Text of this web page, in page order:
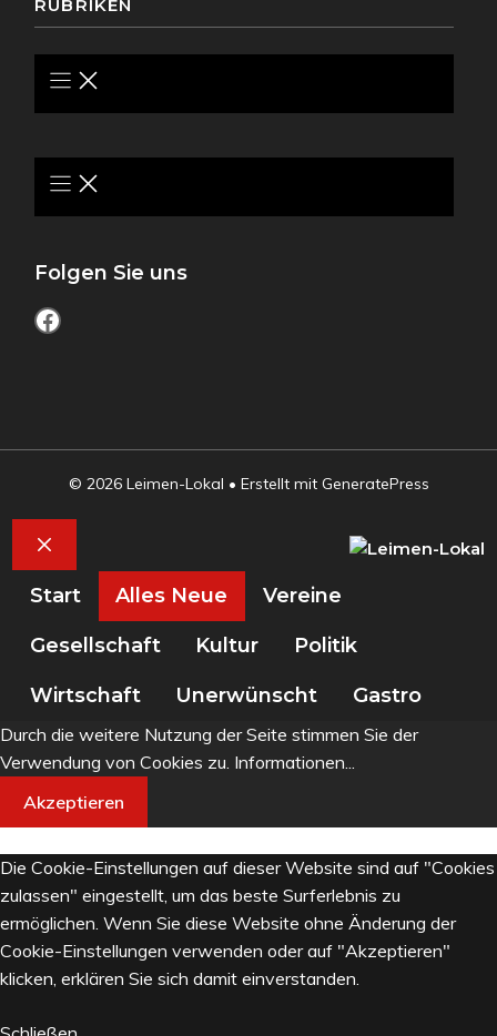
RUBRIKEN
Folgen Sie uns
Facebook
© 2026 Leimen-Lokal • Erstellt mit GeneratePress
Schließen
Start Alles Neue Vereine
Gesellschaft Kultur Politik
Wirtschaft Unerwünscht Gastro
Durch die weitere Nutzung der Seite stimmen Sie der
Verwendung von Cookies zu. Informationen...
Akzeptieren
Die Cookie-Einstellungen auf dieser Website sind auf "Cookies
zulassen" eingestellt, um das beste Surferlebnis zu
ermöglichen. Wenn Sie diese Website ohne Änderung der
Cookie-Einstellungen verwenden oder auf "Akzeptieren"
klicken, erklären Sie sich damit einverstanden.